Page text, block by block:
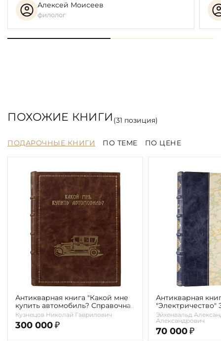
Алексей Моисеев
филолог
ПОХОЖИЕ КНИГИ (31 позиция)
ПОДАРОЧНЫЕ КНИГИ ПО ТЕМЕ ПО ЦЕНЕ
Антикварная книга "Какой мне
купить автомобиль? Справочная
книга для автомобилистов"
Кузнецов Н.Г. 1914г.
Кузнецов Николай Гаврилович
300 000 ₽
Антикварная
"Электричество"
А.А. 1913г.
Эйхенвальд
Александрович
70 000 ₽